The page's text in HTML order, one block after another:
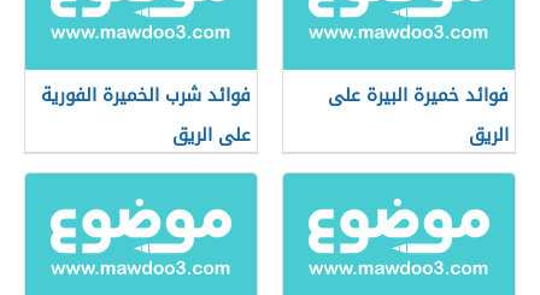
فوائد خميرة البيرة على
الريق
فوائد شرب الخميرة الفورية
على الريق